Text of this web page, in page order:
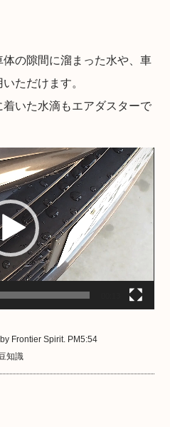
の隙間に溜まった水や、車
ただけます。
いた水滴もエアダスターで
Frontier Spirit. PM5:54
知識